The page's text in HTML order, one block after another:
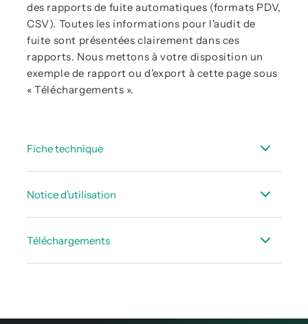
des rapports de fuite automatiques (formats PDV,
CSV). Toutes les informations pour l'audit de
fuite sont présentées clairement dans ces
rapports. Nous mettons à votre disposition un
exemple de rapport ou d'export à cette page sous
« Téléchargements ».
Fiche technique
Notice d'utilisation
Téléchargements